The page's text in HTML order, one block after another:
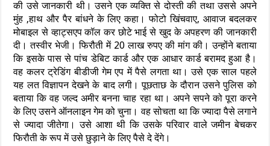
की उसे जानकारी थी। उसने एक व्यक्ति से दोस्ती की तथा उससे अपने
मुंह ,हाथ और पैर बांधने के लिए कहा। फोटो खिंचवाए, आवाज बदलकर
मोबाइल से व्हाट्सएप कॉल कर छोटे भाई से खुद के अपहरण की जानकारी
दी। तस्वीर भेजी। फिरौती में 20 लाख रुपए की मांग की। उन्होंने बताया
कि इसके पास से पांच डेबिट कार्ड और एक आधार कार्ड बरामद हुआ है।
वह कलर ट्रेडिंग बीडीजी गेम एप में पैसे लगता था। उसे एक साल पहले
यह लत विज्ञापन देखने के बाद लगी। पूछताछ के दौरान उसने पुलिस को
बताया कि वह जल्द अमीर बनना चाह रहा था। अपने सपने को पूरा करने
के लिए उसने ऑनलाइन गेम को चुना। वह सोचता था कि ज्यादा पैसे लगाने
से ज्यादा जीतेगा। उसे आशा थी कि उसके परिवार वाले जमीन बेचकर
फिरौती के रूप में उसे छुड़ाने के लिए पैसे दे देंगे।